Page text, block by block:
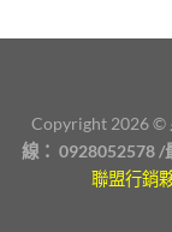
Copyright 2026 ©
線： 0928052578/
聯盟行銷